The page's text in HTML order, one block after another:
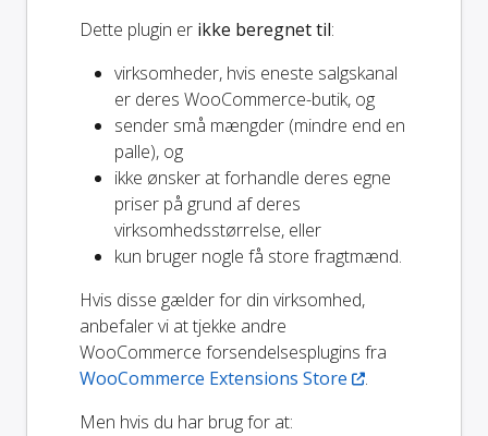
Dette plugin er ikke beregnet til:
virksomheder, hvis eneste salgskanal
er deres WooCommerce-butik, og
sender små mængder (mindre end en
palle), og
ikke ønsker at forhandle deres egne
priser på grund af deres
virksomhedsstørrelse, eller
kun bruger nogle få store fragtmænd.
Hvis disse gælder for din virksomhed,
anbefaler vi at tjekke andre
WooCommerce forsendelsesplugins fra
WooCommerce Extensions Store
.
Men hvis du har brug for at: